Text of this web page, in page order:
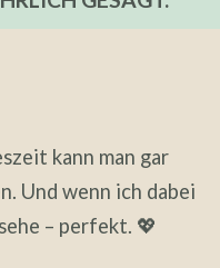
kann man gar
Und wenn ich dabei
– perfekt. 💖